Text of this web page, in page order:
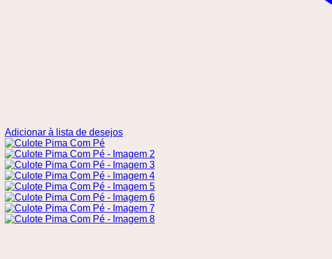
Adicionar à lista de desejos